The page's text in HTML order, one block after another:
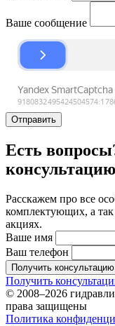
Ваше сообщение
Отправить
Есть
Расскажем про все
комплектующих, а
акциях.
Ваше имя
Ваш телефон
Получить консультацию
Получить
© 2008–2026
права защищены
Политика